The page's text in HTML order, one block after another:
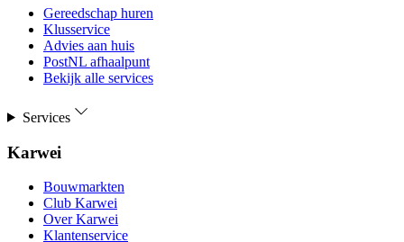
Gereedschap huren
Klusservice
Advies aan huis
PostNL afhaalpunt
Bekijk alle services
Services
Karwei
Bouwmarkten
Club Karwei
Over Karwei
Klantenservice